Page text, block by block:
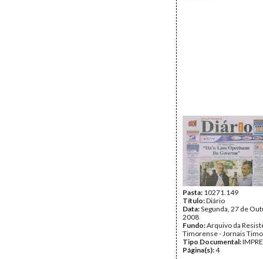
Pasta: 10271.149
Título:Diário
Data:Segunda, 27 de
2008
Fundo:Arquivo da
Timorense - Jornais
Tipo Documental:
Página(s):4